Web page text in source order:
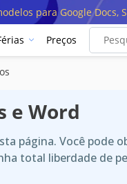
para Google Docs,
Preços
e Word
página. Você pode
total liberdade de